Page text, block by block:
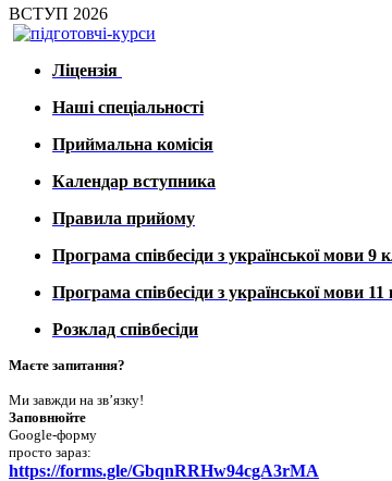
ВСТУП 2026
Ліцензія
Наші спеціальності
Приймальна комісія
Календар вступника
Правила прийому
Програма співбесіди з української мови 9
Програма співбесіди з української мови 11
Розклад співбесіди
Маєте запитання?
Ми завжди на зв’язку!
Заповнюйте
Google-форму
просто зараз:
https://forms.gle/GbqnRRHw94cgA3rMA